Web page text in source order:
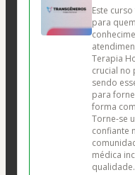
Este
para
Terapia
crucial no
sendo
para
forma
Torne-se
confiante
médica